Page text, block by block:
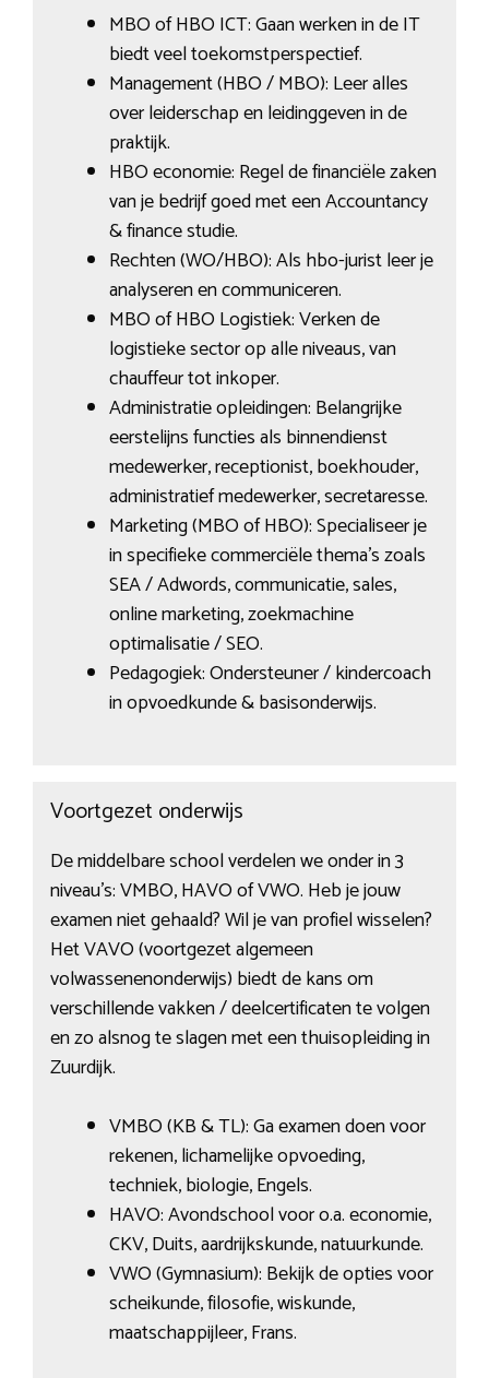
MBO of HBO ICT: Gaan werken in de IT
biedt veel toekomstperspectief.
Management (HBO / MBO): Leer alles
over leiderschap en leidinggeven in de
praktijk.
HBO economie: Regel de financiële zaken
van je bedrijf goed met een Accountancy
& finance studie.
Rechten (WO/HBO): Als hbo-jurist leer je
analyseren en communiceren.
MBO of HBO Logistiek: Verken de
logistieke sector op alle niveaus, van
chauffeur tot inkoper.
Administratie opleidingen: Belangrijke
eerstelijns functies als binnendienst
medewerker, receptionist, boekhouder,
administratief medewerker, secretaresse.
Marketing (MBO of HBO): Specialiseer je
in specifieke commerciële thema’s zoals
SEA / Adwords, communicatie, sales,
online marketing, zoekmachine
optimalisatie / SEO.
Pedagogiek: Ondersteuner / kindercoach
in opvoedkunde & basisonderwijs.
Voortgezet onderwijs
De middelbare school verdelen we onder in 3
niveau’s: VMBO, HAVO of VWO. Heb je jouw
examen niet gehaald? Wil je van profiel wisselen?
Het VAVO (voortgezet algemeen
volwassenenonderwijs) biedt de kans om
verschillende vakken / deelcertificaten te volgen
en zo alsnog te slagen met een thuisopleiding in
Zuurdijk.
VMBO (KB & TL): Ga examen doen voor
rekenen, lichamelijke opvoeding,
techniek, biologie, Engels.
HAVO: Avondschool voor o.a. economie,
CKV, Duits, aardrijkskunde, natuurkunde.
VWO (Gymnasium): Bekijk de opties voor
scheikunde, filosofie, wiskunde,
maatschappijleer, Frans.